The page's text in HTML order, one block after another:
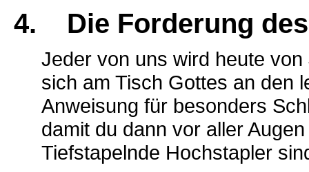
4. Die Forderung
Jeder von uns wird heute
sich am Tisch Gottes an den
Anweisung für besonders
damit du dann vor aller
Tiefstapelnde Hochstapler